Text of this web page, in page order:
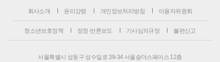
회사소개 윤리강령 개인정보처리방침 이용자위원회
청소년보호정책 정정·반론보도 기사심의규정 불편신고
서울특별시 성동구 성수일로 39-34 서울숲더스페이스 12층